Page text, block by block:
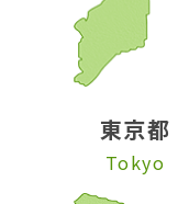
東京都
Tokyo